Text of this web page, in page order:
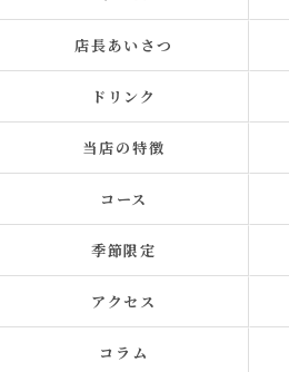
店長あいさつ
ドリンク
当店の特徴
コース
季節限定
アクセス
コラム